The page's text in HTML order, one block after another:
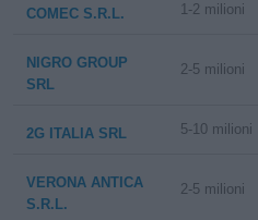
COMEC S.R.L. 1-2 milioni
NIGRO GROUP
SRL
2-5 milioni
2G ITALIA SRL 5-10 milioni
VERONA ANTICA
S.R.L.
2-5 milioni